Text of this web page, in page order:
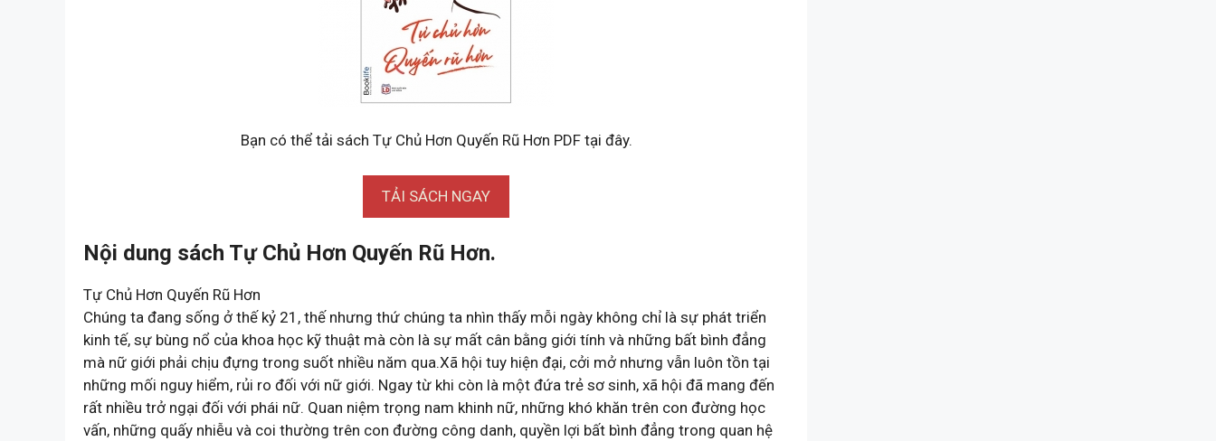
Bạn có thể tải sách Tự Chủ Hơn Quyến Rũ Hơn PDF tại đây.
TẢI SÁCH NGAY
Nội dung sách Tự Chủ Hơn Quyến Rũ Hơn.
Tự Chủ Hơn Quyến Rũ Hơn
Chúng ta đang sống ở thế kỷ 21, thế nhưng thứ chúng ta nhìn thấy mỗi ngày không chỉ là sự phát triển
kinh tế, sự bùng nổ của khoa học kỹ thuật mà còn là sự mất cân bằng giới tính và những bất bình đẳng
mà nữ giới phải chịu đựng trong suốt nhiều năm qua.Xã hội tuy hiện đại, cởi mở nhưng vẫn luôn tồn tại
những mối nguy hiểm, rủi ro đối với nữ giới. Ngay từ khi còn là một đứa trẻ sơ sinh, xã hội đã mang đến
rất nhiều trở ngại đối với phái nữ. Quan niệm trọng nam khinh nữ, những khó khăn trên con đường học
vấn, những quấy nhiễu và coi thường trên con đường công danh, quyền lợi bất bình đẳng trong quan hệ